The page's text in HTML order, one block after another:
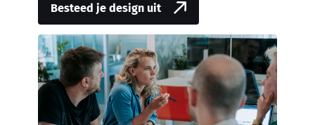
Besteed je design uit